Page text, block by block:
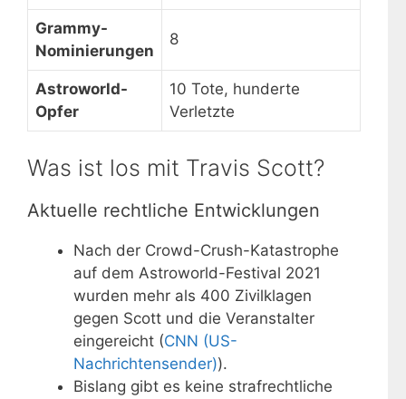
Grammy-
Nominierungen
8
Astroworld-
Opfer
10 Tote, hunderte
Verletzte
Was ist los mit Travis Scott?
Aktuelle rechtliche Entwicklungen
Nach der Crowd-Crush-Katastrophe
auf dem Astroworld-Festival 2021
wurden mehr als 400 Zivilklagen
gegen Scott und die Veranstalter
eingereicht (CNN (US-
Nachrichtensender)).
Bislang gibt es keine strafrechtliche